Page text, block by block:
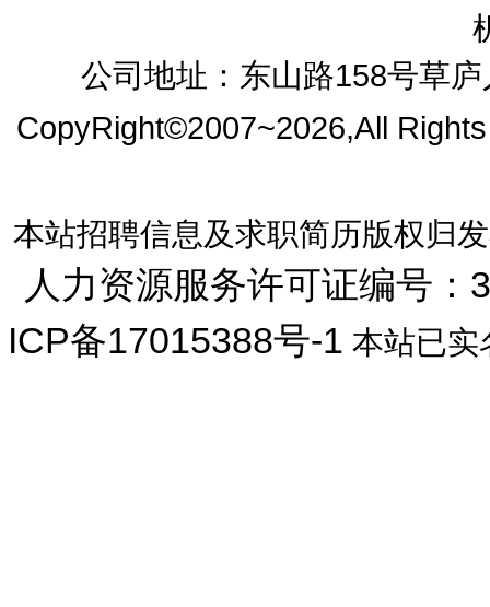
公司地址：东山路158号草
CopyRight©2007~2026,All
本站招聘信息及求职简历版权归
人力资源服务许可证编号
ICP备17015388号-1 本站已